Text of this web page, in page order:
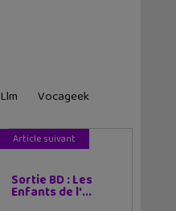
Llm Vocageek
Article suivant
Sortie BD : Les
Enfants de l'...